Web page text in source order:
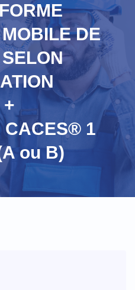
DE
+
CACES® 1
ou B)